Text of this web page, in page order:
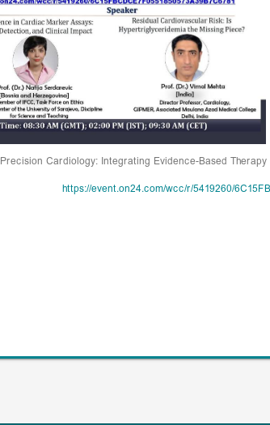
Precision Cardiology: Integrating Evidence-Based
https://event.on24.com/wcc/r/5419260/